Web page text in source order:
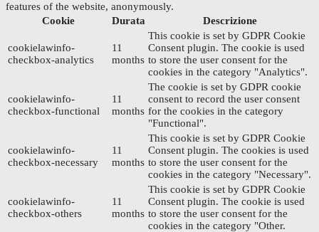
features of the website, anonymously.
Cookie
Durata Descrizione
cookielawinfo-
checkbox-analytics
11
months
This cookie is set by GDPR Cookie
Consent plugin. The cookie is used
to store the user consent for the
cookies in the category "Analytics".
cookielawinfo-
checkbox-functional
11
months
The cookie is set by GDPR cookie
consent to record the user consent
for the cookies in the category
"Functional".
cookielawinfo-
checkbox-necessary
11
months
This cookie is set by GDPR Cookie
Consent plugin. The cookies is used
to store the user consent for the
cookies in the category "Necessary".
cookielawinfo-
checkbox-others
11
months
This cookie is set by GDPR Cookie
Consent plugin. The cookie is used
to store the user consent for the
cookies in the category "Other.